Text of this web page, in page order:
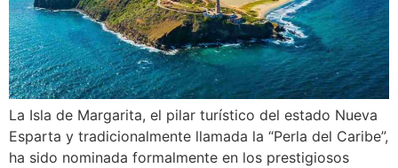
La Isla de Margarita, el pilar turístico del estado Nueva
Esparta y tradicionalmente llamada la “Perla del Caribe”,
ha sido nominada formalmente en los prestigiosos